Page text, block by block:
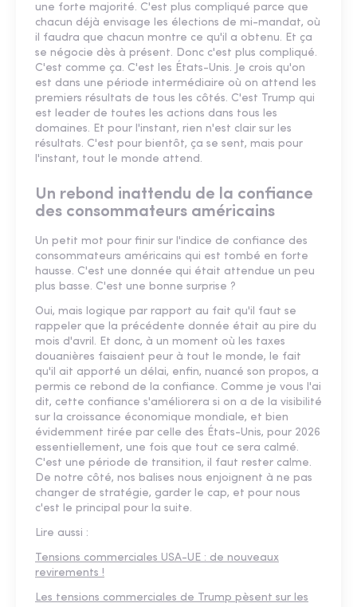
une forte majorité. C'est plus compliqué parce que
chacun déjà envisage les élections de mi-mandat, où
il faudra que chacun montre ce qu'il a obtenu. Et ça
se négocie dès à présent. Donc c'est plus compliqué.
C'est comme ça. C'est les États-Unis. Je crois qu'on
est dans une période intermédiaire où on attend les
premiers résultats de tous les côtés. C'est Trump qui
est leader de toutes les actions dans tous les
domaines. Et pour l'instant, rien n'est clair sur les
résultats. C'est pour bientôt, ça se sent, mais pour
l'instant, tout le monde attend.
Un rebond inattendu de la confiance
des consommateurs américains
Un petit mot pour finir sur l'indice de confiance des
consommateurs américains qui est tombé en forte
hausse. C'est une donnée qui était attendue un peu
plus basse. C'est une bonne surprise ?
Oui, mais logique par rapport au fait qu'il faut se
rappeler que la précédente donnée était au pire du
mois d'avril. Et donc, à un moment où les taxes
douanières faisaient peur à tout le monde, le fait
qu'il ait apporté un délai, enfin, nuancé son propos, a
permis ce rebond de la confiance. Comme je vous l'ai
dit, cette confiance s'améliorera si on a de la visibilité
sur la croissance économique mondiale, et bien
évidemment tirée par celle des États-Unis, pour 2026
essentiellement, une fois que tout ce sera calmé.
C'est une période de transition, il faut rester calme.
De notre côté, nos balises nous enjoignent à ne pas
changer de stratégie, garder le cap, et pour nous
c'est le principal pour la suite.
Lire aussi :
Tensions commerciales USA-UE : de nouveaux
revirements !
Les tensions commerciales de Trump pèsent sur les